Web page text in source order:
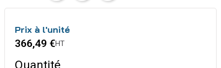
Prix à l'unité
366,49 €HT
Quantité